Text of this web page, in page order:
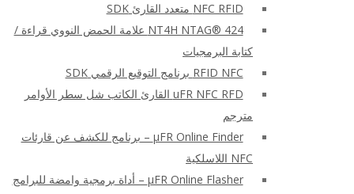
NFC RFID متعدد القارئ SDK
NT4H NTAG® 424 علامة الحمض النووي قراءة /
كتابة البرمجيات
RFID NFC برنامج التوقيع الرقمي SDK
uFR NFC RFD القارئ الكاتب شل سطر الأوامر
مترجم
μFR Online Finder – برنامج للكشف عن قارئات
NFC اللاسلكية
μFR Online Flasher – أداة برمجية وامضة للبرامج